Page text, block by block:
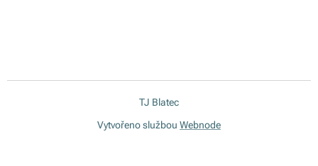
TJ Blatec
Vytvořeno službou Webnode